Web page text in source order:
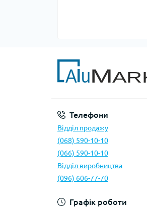
Телефони
Відділ продажу
(068) 590-10-10
(066) 590-10-10
Відділ виробництва
(096) 606-77-70
Графік роботи